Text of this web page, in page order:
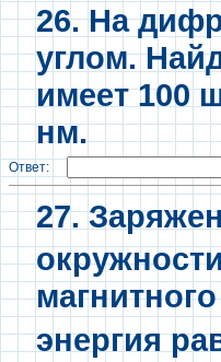
26. На
углом.
имеет 100
нм.
Ответ:
27.
энергия